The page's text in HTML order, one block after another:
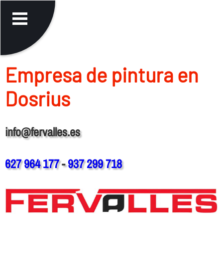
Empresa de pintura en
Dosrius
info@fervalles.es
627 964 177-937 299 718